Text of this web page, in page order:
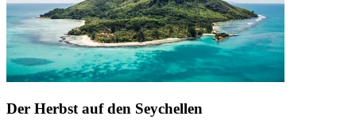
Der Herbst auf den Seychellen